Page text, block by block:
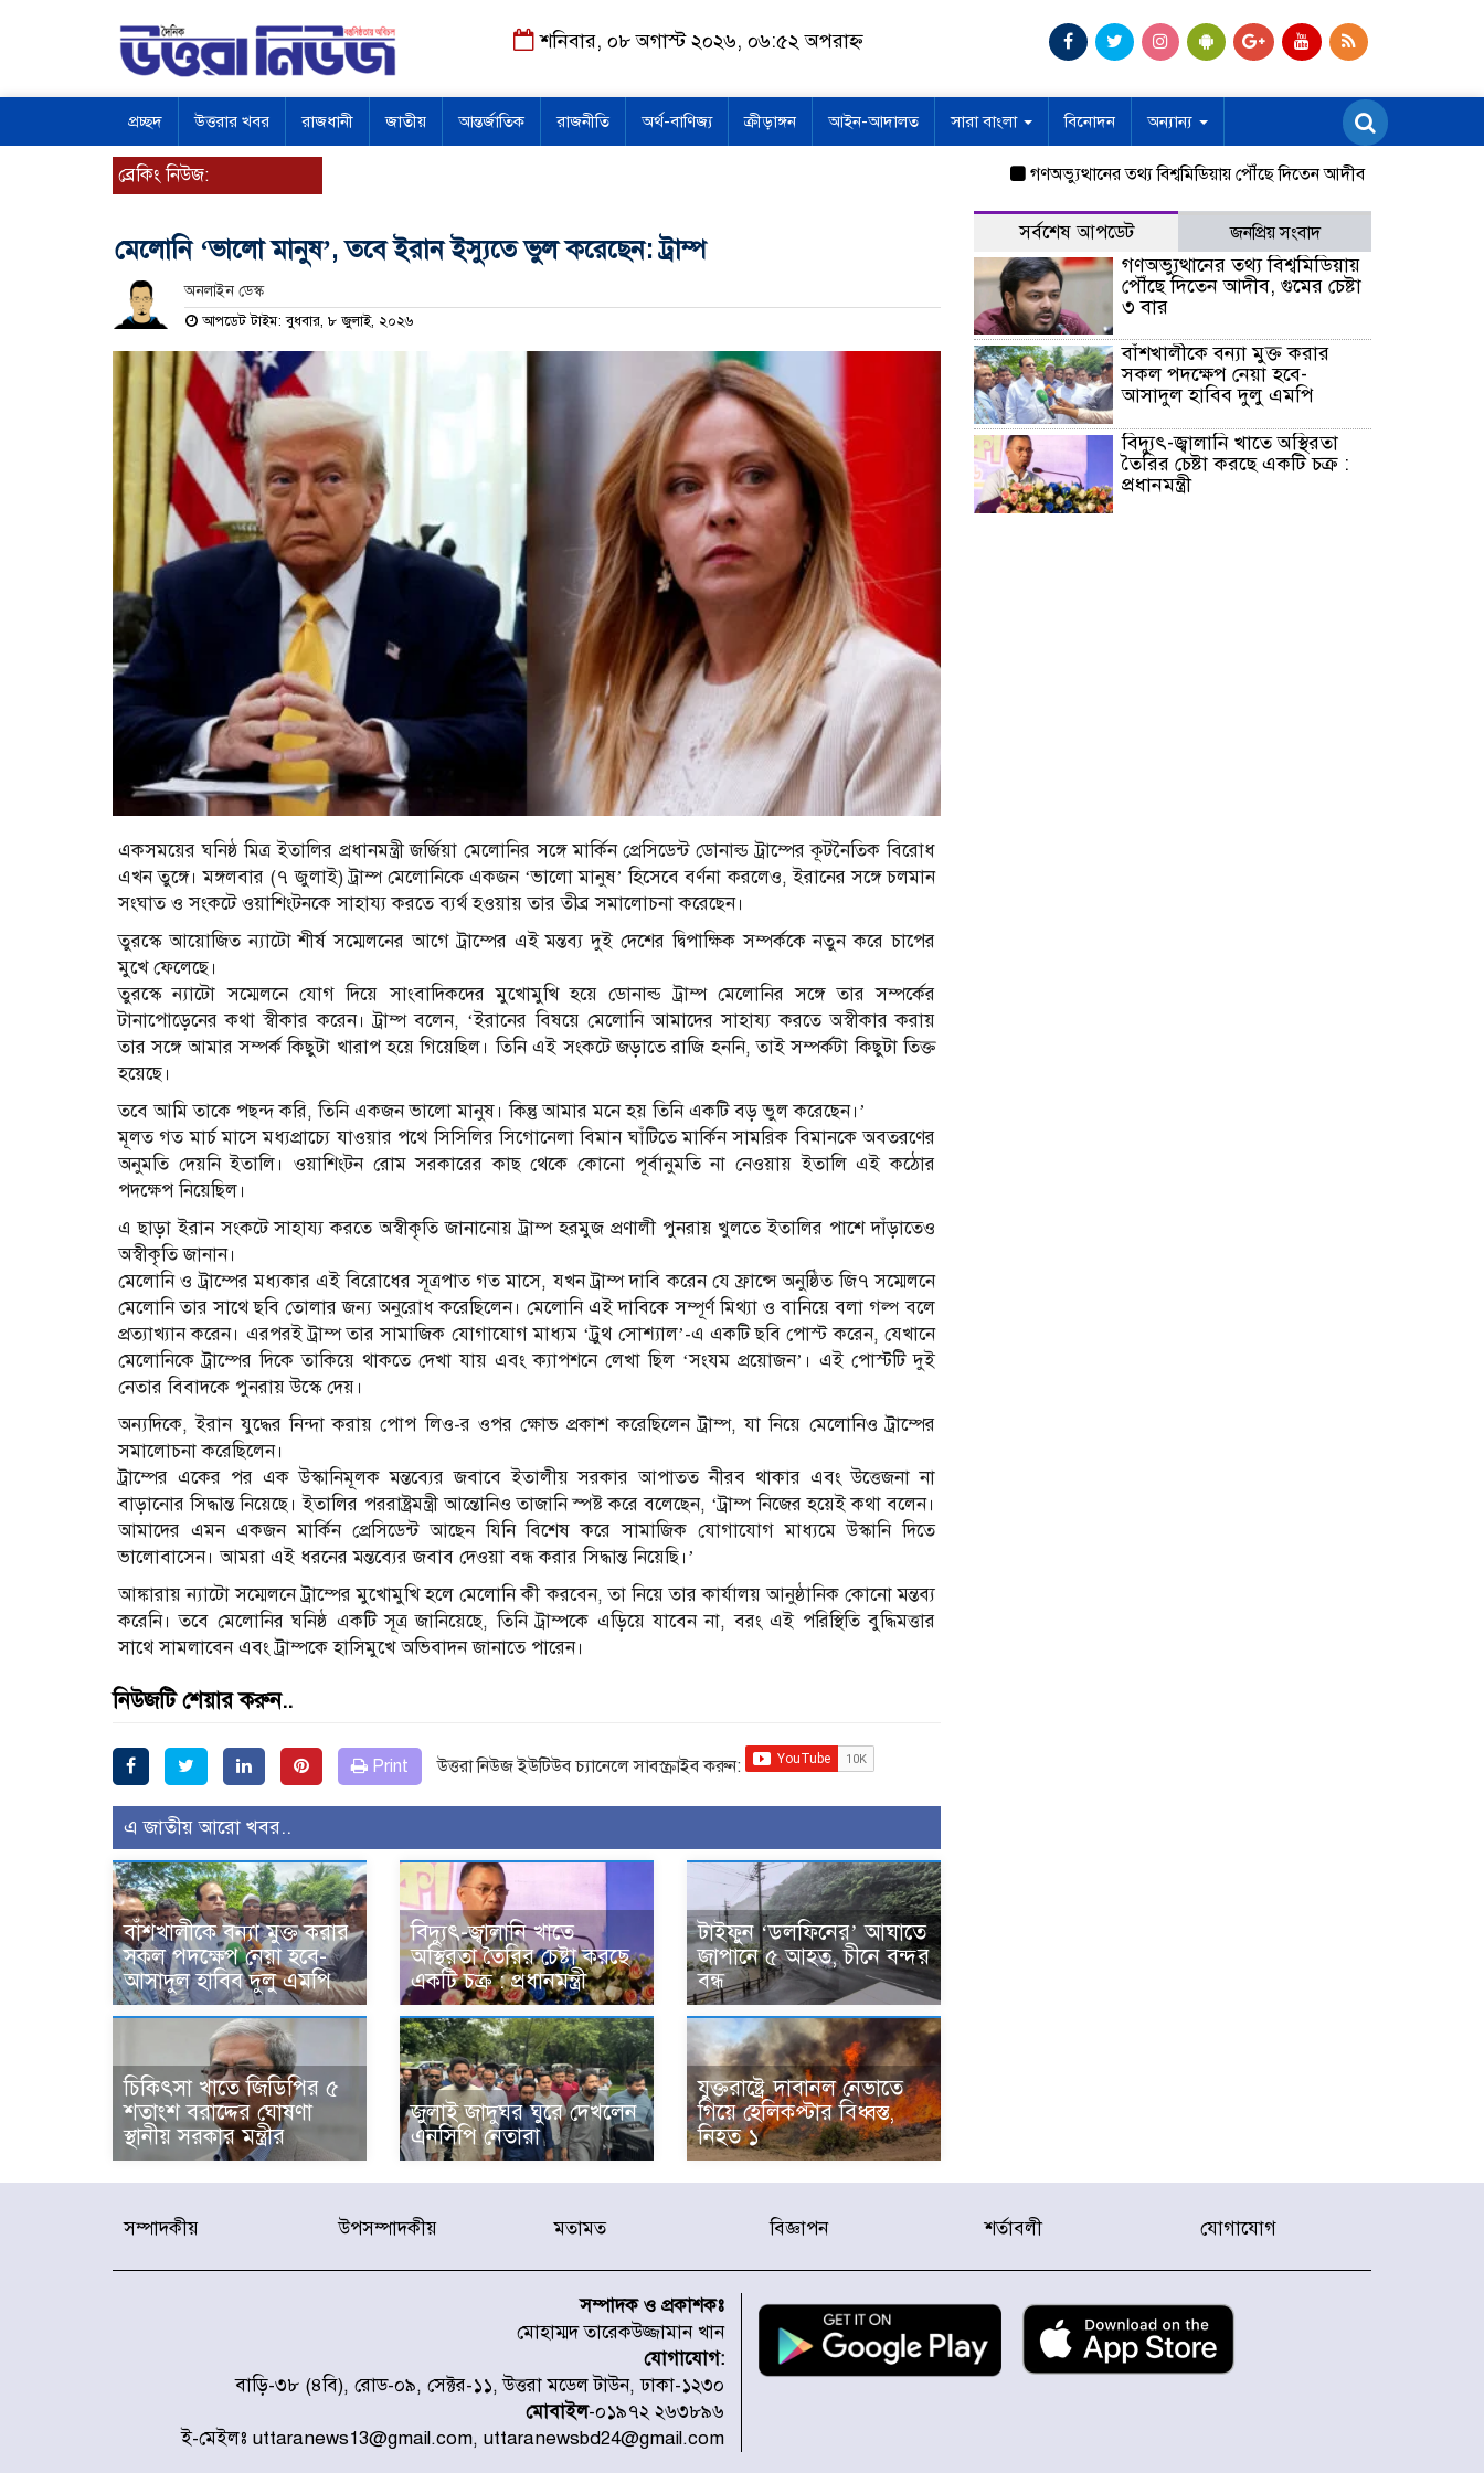
শনিবার, ০৮ অগাস্ট ২০২৬, ০৬:৫২ অপরাহ্ন
প্রচ্ছদ উত্তরার খবর রাজধানী জাতীয় আন্তর্জাতিক রাজনীতি অর্থ-বাণিজ্য ক্রীড়াঙ্গন আইন-আদালত সারা বাংলা বিনোদন অন্যান্য
ব্রেকিং নিউজ: গণঅভ্যুত্থানের তথ্য বিশ্বমিডিয়ায় পৌঁছে দিতেন আদীব, গুমের চেষ্টা ৩ বার
মেলোনি ‘ভালো মানুষ’, তবে ইরান ইস্যুতে ভুল করেছেন: ট্রাম্প
অনলাইন ডেস্ক
আপডেট টাইম: বুধবার, ৮ জুলাই, ২০২৬
একসময়ের ঘনিষ্ঠ মিত্র ইতালির প্রধানমন্ত্রী জর্জিয়া মেলোনির সঙ্গে মার্কিন প্রেসিডেন্ট ডোনাল্ড ট্রাম্পের কূটনৈতিক বিরোধ
এখন তুঙ্গে। মঙ্গলবার (৭ জুলাই) ট্রাম্প মেলোনিকে একজন ‘ভালো মানুষ’ হিসেবে বর্ণনা করলেও, ইরানের সঙ্গে চলমান
সংঘাত ও সংকটে ওয়াশিংটনকে সাহায্য করতে ব্যর্থ হওয়ায় তার তীব্র সমালোচনা করেছেন।
তুরস্কে আয়োজিত ন্যাটো শীর্ষ সম্মেলনের আগে ট্রাম্পের এই মন্তব্য দুই দেশের দ্বিপাক্ষিক সম্পর্ককে নতুন করে চাপের
মুখে ফেলেছে।
তুরস্কে ন্যাটো সম্মেলনে যোগ দিয়ে সাংবাদিকদের মুখোমুখি হয়ে ডোনাল্ড ট্রাম্প মেলোনির সঙ্গে তার সম্পর্কের
টানাপোড়েনের কথা স্বীকার করেন। ট্রাম্প বলেন, ‘ইরানের বিষয়ে মেলোনি আমাদের সাহায্য করতে অস্বীকার করায়
তার সঙ্গে আমার সম্পর্ক কিছুটা খারাপ হয়ে গিয়েছিল। তিনি এই সংকটে জড়াতে রাজি হননি, তাই সম্পর্কটা কিছুটা তিক্ত
হয়েছে।
তবে আমি তাকে পছন্দ করি, তিনি একজন ভালো মানুষ। কিন্তু আমার মনে হয় তিনি একটি বড় ভুল করেছেন।’
মূলত গত মার্চ মাসে মধ্যপ্রাচ্যে যাওয়ার পথে সিসিলির সিগোনেলা বিমান ঘাঁটিতে মার্কিন সামরিক বিমানকে অবতরণের
অনুমতি দেয়নি ইতালি। ওয়াশিংটন রোম সরকারের কাছ থেকে কোনো পূর্বানুমতি না নেওয়ায় ইতালি এই কঠোর
পদক্ষেপ নিয়েছিল।
এ ছাড়া ইরান সংকটে সাহায্য করতে অস্বীকৃতি জানানোয় ট্রাম্প হরমুজ প্রণালী পুনরায় খুলতে ইতালির পাশে দাঁড়াতেও
অস্বীকৃতি জানান।
মেলোনি ও ট্রাম্পের মধ্যকার এই বিরোধের সূত্রপাত গত মাসে, যখন ট্রাম্প দাবি করেন যে ফ্রান্সে অনুষ্ঠিত জি৭ সম্মেলনে
মেলোনি তার সাথে ছবি তোলার জন্য অনুরোধ করেছিলেন। মেলোনি এই দাবিকে সম্পূর্ণ মিথ্যা ও বানিয়ে বলা গল্প বলে
প্রত্যাখ্যান করেন। এরপরই ট্রাম্প তার সামাজিক যোগাযোগ মাধ্যম ‘ট্রুথ সোশ্যাল’-এ একটি ছবি পোস্ট করেন, যেখানে
মেলোনিকে ট্রাম্পের দিকে তাকিয়ে থাকতে দেখা যায় এবং ক্যাপশনে লেখা ছিল ‘সংযম প্রয়োজন’। এই পোস্টটি দুই
নেতার বিবাদকে পুনরায় উস্কে দেয়।
অন্যদিকে, ইরান যুদ্ধের নিন্দা করায় পোপ লিও-র ওপর ক্ষোভ প্রকাশ করেছিলেন ট্রাম্প, যা নিয়ে মেলোনিও ট্রাম্পের
সমালোচনা করেছিলেন।
ট্রাম্পের একের পর এক উস্কানিমূলক মন্তব্যের জবাবে ইতালীয় সরকার আপাতত নীরব থাকার এবং উত্তেজনা না
বাড়ানোর সিদ্ধান্ত নিয়েছে। ইতালির পররাষ্ট্রমন্ত্রী আন্তোনিও তাজানি স্পষ্ট করে বলেছেন, ‘ট্রাম্প নিজের হয়েই কথা বলেন।
আমাদের এমন একজন মার্কিন প্রেসিডেন্ট আছেন যিনি বিশেষ করে সামাজিক যোগাযোগ মাধ্যমে উস্কানি দিতে
ভালোবাসেন। আমরা এই ধরনের মন্তব্যের জবাব দেওয়া বন্ধ করার সিদ্ধান্ত নিয়েছি।’
আঙ্কারায় ন্যাটো সম্মেলনে ট্রাম্পের মুখোমুখি হলে মেলোনি কী করবেন, তা নিয়ে তার কার্যালয় আনুষ্ঠানিক কোনো মন্তব্য
করেনি। তবে মেলোনির ঘনিষ্ঠ একটি সূত্র জানিয়েছে, তিনি ট্রাম্পকে এড়িয়ে যাবেন না, বরং এই পরিস্থিতি বুদ্ধিমত্তার
সাথে সামলাবেন এবং ট্রাম্পকে হাসিমুখে অভিবাদন জানাতে পারেন।
নিউজটি শেয়ার করুন..
Print উত্তরা নিউজ ইউটিউব চ্যানেলে সাবস্ক্রাইব করুন:
এ জাতীয় আরো খবর..
বাঁশখালীকে বন্যা মুক্ত করার
সকল পদক্ষেপ নেয়া হবে-
আসাদুল হাবিব দুলু এমপি
বিদ্যুৎ-জ্বালানি খাতে
অস্থিরতা তৈরির চেষ্টা করছে
একটি চক্র : প্রধানমন্ত্রী
টাইফুন ‘ডলফিনের’ আঘাতে
জাপানে ৫ আহত, চীনে বন্দর
বন্ধ
চিকিৎসা খাতে জিডিপির ৫
শতাংশ বরাদ্দের ঘোষণা
স্থানীয় সরকার মন্ত্রীর
জুলাই জাদুঘর ঘুরে দেখলেন
এনসিপি নেতারা
যুক্তরাষ্ট্রে দাবানল নেভাতে
গিয়ে হেলিকপ্টার বিধ্বস্ত,
নিহত ১
সর্বশেষ আপডেট জনপ্রিয় সংবাদ
গণঅভ্যুত্থানের তথ্য বিশ্বমিডিয়ায়
পৌঁছে দিতেন আদীব, গুমের চেষ্টা
৩ বার
বাঁশখালীকে বন্যা মুক্ত করার
সকল পদক্ষেপ নেয়া হবে-
আসাদুল হাবিব দুলু এমপি
বিদ্যুৎ-জ্বালানি খাতে অস্থিরতা
তৈরির চেষ্টা করছে একটি চক্র :
প্রধানমন্ত্রী
সম্পাদকীয় উপসম্পাদকীয় মতামত বিজ্ঞাপন শর্তাবলী যোগাযোগ
সম্পাদক ও প্রকাশকঃ
মোহাম্মদ তারেকউজ্জামান খান
যোগাযোগ:
বাড়ি-৩৮ (৪বি), রোড-০৯, সেক্টর-১১, উত্তরা মডেল টাউন, ঢাকা-১২৩০
মোবাইল-০১৯৭২ ২৬৩৮৯৬
ই-মেইলঃ uttaranews13@gmail.com, uttaranewsbd24@gmail.com